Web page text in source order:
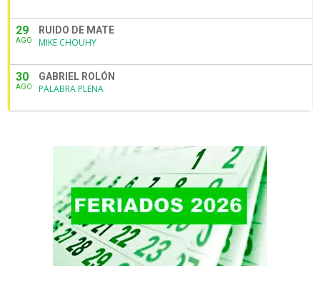
29
AGO
RUIDO DE MATE
MIKE CHOUHY
30
AGO
GABRIEL ROLÓN
PALABRA PLENA